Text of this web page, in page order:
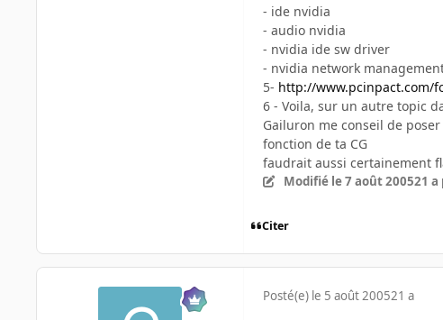
- ide nvidia
- audio nvidia
- nvidia ide sw driver
- nvidia network
5- http://www.pcinpact.com/
6 - Voila, sur un autre topic
Gailuron me conseil de
fonction de ta CG
faudrait aussi certainement
Modifié le 7 août 200521 a
Citer
Posté(e) le 5 août 200521 a